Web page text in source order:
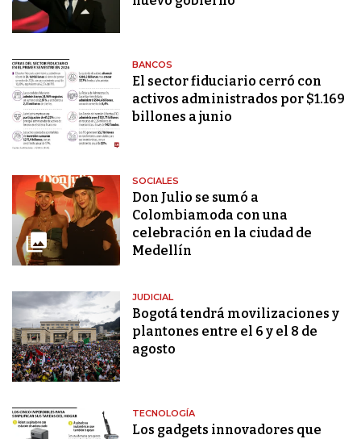
BANCOS
El sector fiduciario cerró con
activos administrados por $1.169
billones a junio
SOCIALES
Don Julio se sumó a
Colombiamoda con una
celebración en la ciudad de
Medellín
JUDICIAL
Bogotá tendrá movilizaciones y
plantones entre el 6 y el 8 de
agosto
TECNOLOGÍA
Los gadgets innovadores que